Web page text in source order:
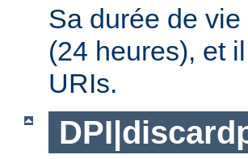
Sa durée de
(24 heures), et
URIs.